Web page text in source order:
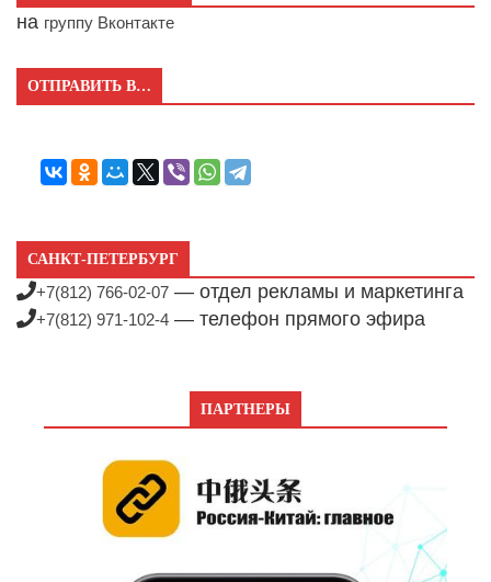
на группу Вконтакте
ОТПРАВИТЬ В…
САНКТ-ПЕТЕРБУРГ
+7(812) 766-02-07 — отдел рекламы и маркетинга
+7(812) 971-102-4 — телефон прямого эфира
ПАРТНЕРЫ